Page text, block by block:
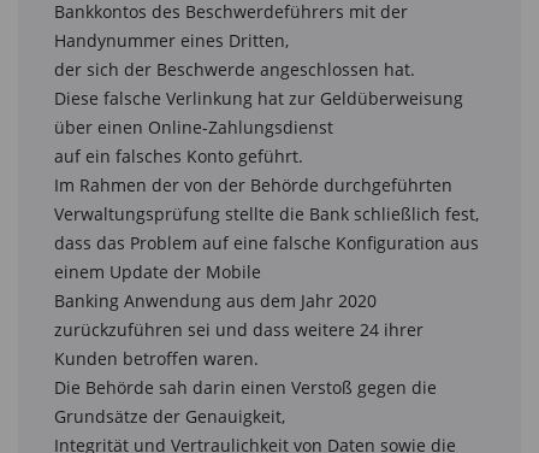
Bankkontos des Beschwerdeführers mit der
Handynummer eines Dritten,
der sich der Beschwerde angeschlossen hat.
Diese falsche Verlinkung hat zur Geldüberweisung
über einen Online-Zahlungsdienst
auf ein falsches Konto geführt.
Im Rahmen der von der Behörde durchgeführten
Verwaltungsprüfung stellte die Bank schließlich fest,
dass das Problem auf eine falsche Konfiguration aus
einem Update der Mobile
Banking Anwendung aus dem Jahr 2020
zurückzuführen sei und dass weitere 24 ihrer
Kunden betroffen waren.
Die Behörde sah darin einen Verstoß gegen die
Grundsätze der Genauigkeit,
Integrität und Vertraulichkeit von Daten sowie die